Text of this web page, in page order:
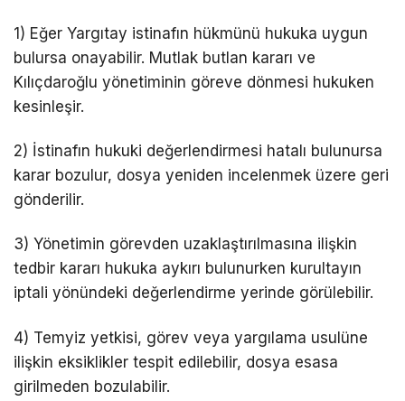
1) Eğer Yargıtay istinafın hükmünü hukuka uygun
bulursa onayabilir. Mutlak butlan kararı ve
Kılıçdaroğlu yönetiminin göreve dönmesi hukuken
kesinleşir.
2) İstinafın hukuki değerlendirmesi hatalı bulunursa
karar bozulur, dosya yeniden incelenmek üzere geri
gönderilir.
3) Yönetimin görevden uzaklaştırılmasına ilişkin
tedbir kararı hukuka aykırı bulunurken kurultayın
iptali yönündeki değerlendirme yerinde görülebilir.
4) Temyiz yetkisi, görev veya yargılama usulüne
ilişkin eksiklikler tespit edilebilir, dosya esasa
girilmeden bozulabilir.